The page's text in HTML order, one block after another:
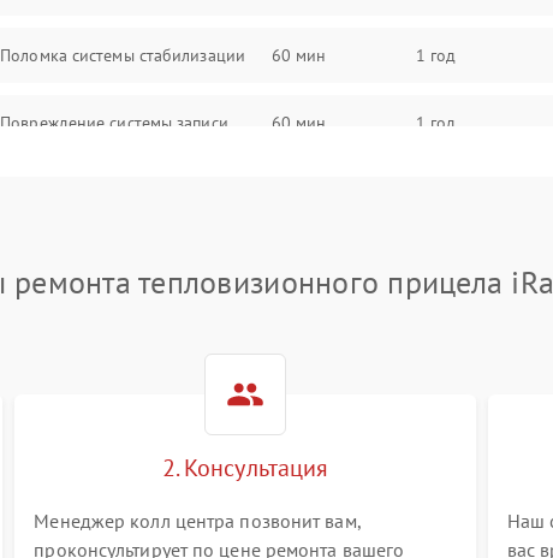
Поломка системы стабилизации 60 мин 1 год
Повреждение системы записи 60 мин 1 год
автоматического отключения
короткого замыкания
ремонта тепловизионного прицела
2. Консультация
Менеджер колл центра позвонит вам,
проконсультирует по цене ремонта вашего
Наш
вас